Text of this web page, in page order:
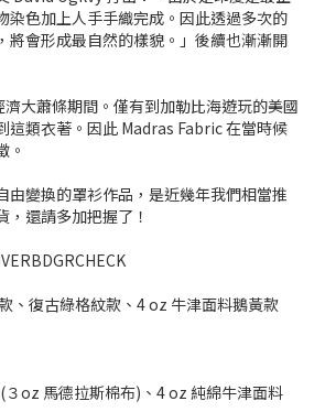
染色加上人手手織完成。因此透過多次的
將會形成最自然的樣貌。」後續也漸漸開
大蕭條期間。僅有到加勒比海遊玩的美國
這類衣著。因此 Madras Fabric 在當時候
。
由變換的罩衫作品，是近幾年我們相當推
還請多加把握了！
、復古綠格紋款、4 oz 牛津面料鵝黃款
oz 馬德拉斯棉布)、4 oz 純綿牛津面料